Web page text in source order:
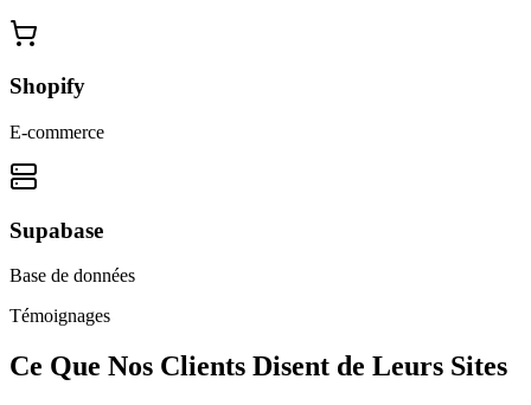
Shopify
E-commerce
Supabase
Base de données
Témoignages
Ce Que Nos Clients Disent de Leurs Sites